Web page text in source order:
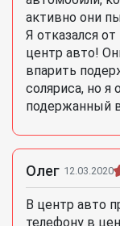
активно они
Я отказался
центр авто!
впарить
соляриса, но я
подержанный
Олег 12.03.2020
В центр авто
телефону в